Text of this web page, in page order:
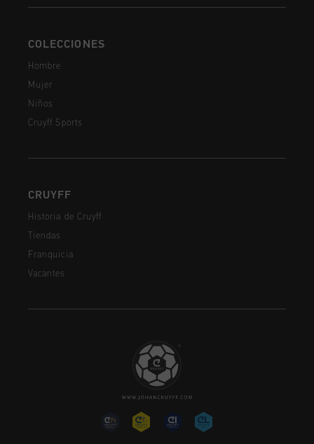
COLECCIONES
Hombre
Mujer
Niños
Cruyff Sports
CRUYFF
Historia de Cruyff
Tiendas
Franquicia
Vacantes